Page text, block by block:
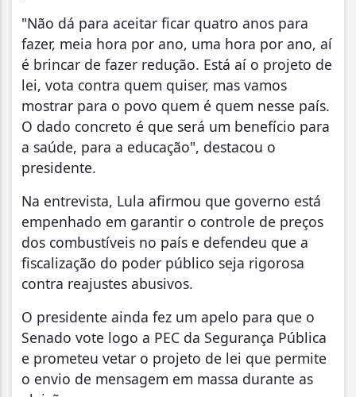
"Não dá para aceitar ficar quatro anos para
fazer, meia hora por ano, uma hora por ano, aí
é brincar de fazer redução. Está aí o projeto de
lei, vota contra quem quiser, mas vamos
mostrar para o povo quem é quem nesse país.
O dado concreto é que será um benefício para
a saúde, para a educação", destacou o
presidente.
Na entrevista, Lula afirmou que governo está
empenhado em garantir o controle de preços
dos combustíveis no país e defendeu que a
fiscalização do poder público seja rigorosa
contra reajustes abusivos.
O presidente ainda fez um apelo para que o
Senado vote logo a PEC da Segurança Pública
e prometeu vetar o projeto de lei que permite
o envio de mensagem em massa durante as